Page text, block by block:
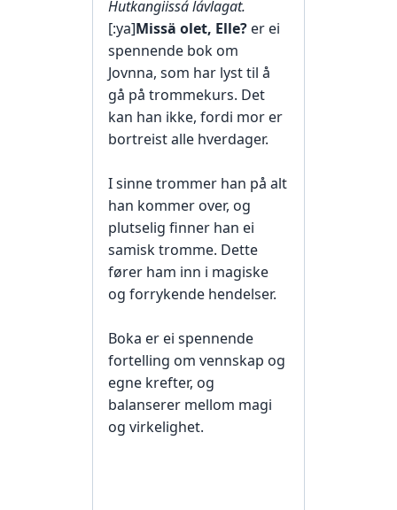
Hutkangiissá lávlagat.
[:ya]Missä olet, Elle? er ei
spennende bok om
Jovnna, som har lyst til å
gå på trommekurs. Det
kan han ikke, fordi mor er
bortreist alle hverdager.
I sinne trommer han på alt
han kommer over, og
plutselig finner han ei
samisk tromme. Dette
fører ham inn i magiske
og forrykende hendelser.
Boka er ei spennende
fortelling om vennskap og
egne krefter, og
balanserer mellom magi
og virkelighet.